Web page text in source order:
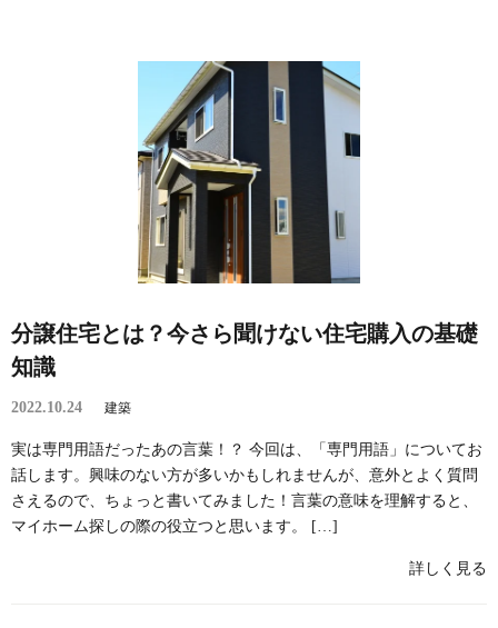
分譲住宅とは？今さら聞けない住宅購入の基礎
知識
2022.10.24 建築
実は専門用語だったあの言葉！？ 今回は、「専門用語」についてお
話します。興味のない方が多いかもしれませんが、意外とよく質問
さえるので、ちょっと書いてみました！言葉の意味を理解すると、
マイホーム探しの際の役立つと思います。 […]
詳しく見る